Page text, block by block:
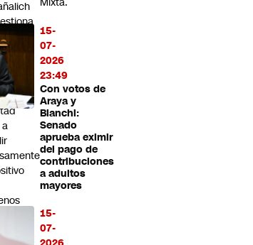
15-
07-
2026
23:49
Con votos de
Araya y
Bianchi:
Senado
aprueba eximir
del pago de
contribuciones
a adultos
mayores
15-
07-
de
el